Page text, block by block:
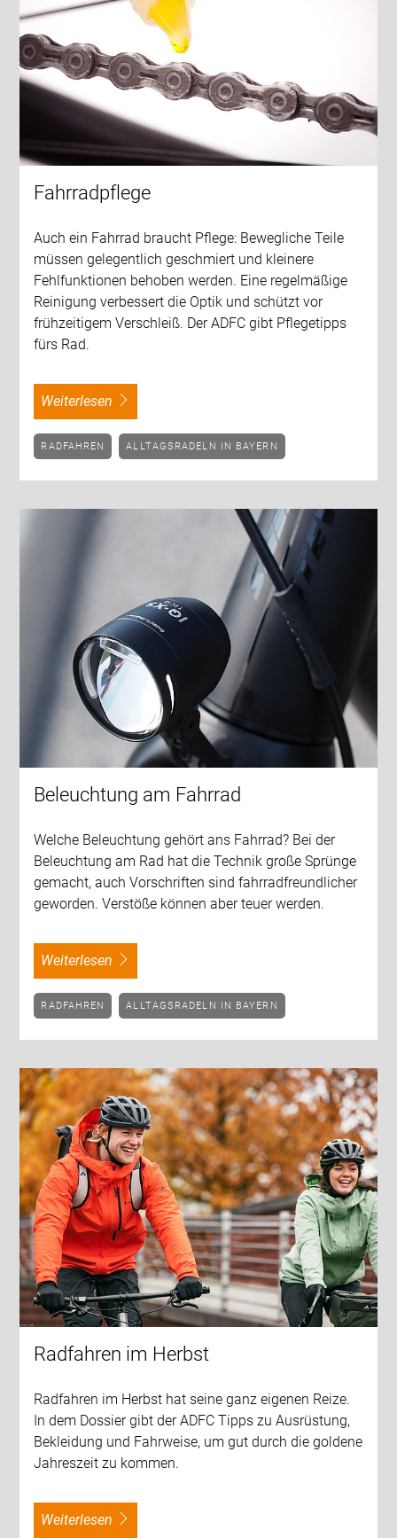
Fahrradpflege
Auch ein Fahrrad braucht Pflege: Bewegliche Teile
müssen gelegentlich geschmiert und kleinere
Fehlfunktionen behoben werden. Eine regelmäßige
Reinigung verbessert die Optik und schützt vor
frühzeitigem Verschleiß. Der ADFC gibt Pflegetipps
fürs Rad.
weiterlesen
RADFAHREN ALLTAGSRADELN IN BAYERN
Beleuchtung am Fahrrad
Welche Beleuchtung gehört ans Fahrrad? Bei der
Beleuchtung am Rad hat die Technik große Sprünge
gemacht, auch Vorschriften sind fahrradfreundlicher
geworden. Verstöße können aber teuer werden.
weiterlesen
RADFAHREN ALLTAGSRADELN IN BAYERN
Radfahren im Herbst
Radfahren im Herbst hat seine ganz eigenen Reize.
In dem Dossier gibt der ADFC Tipps zu Ausrüstung,
Bekleidung und Fahrweise, um gut durch die goldene
Jahreszeit zu kommen.
weiterlesen